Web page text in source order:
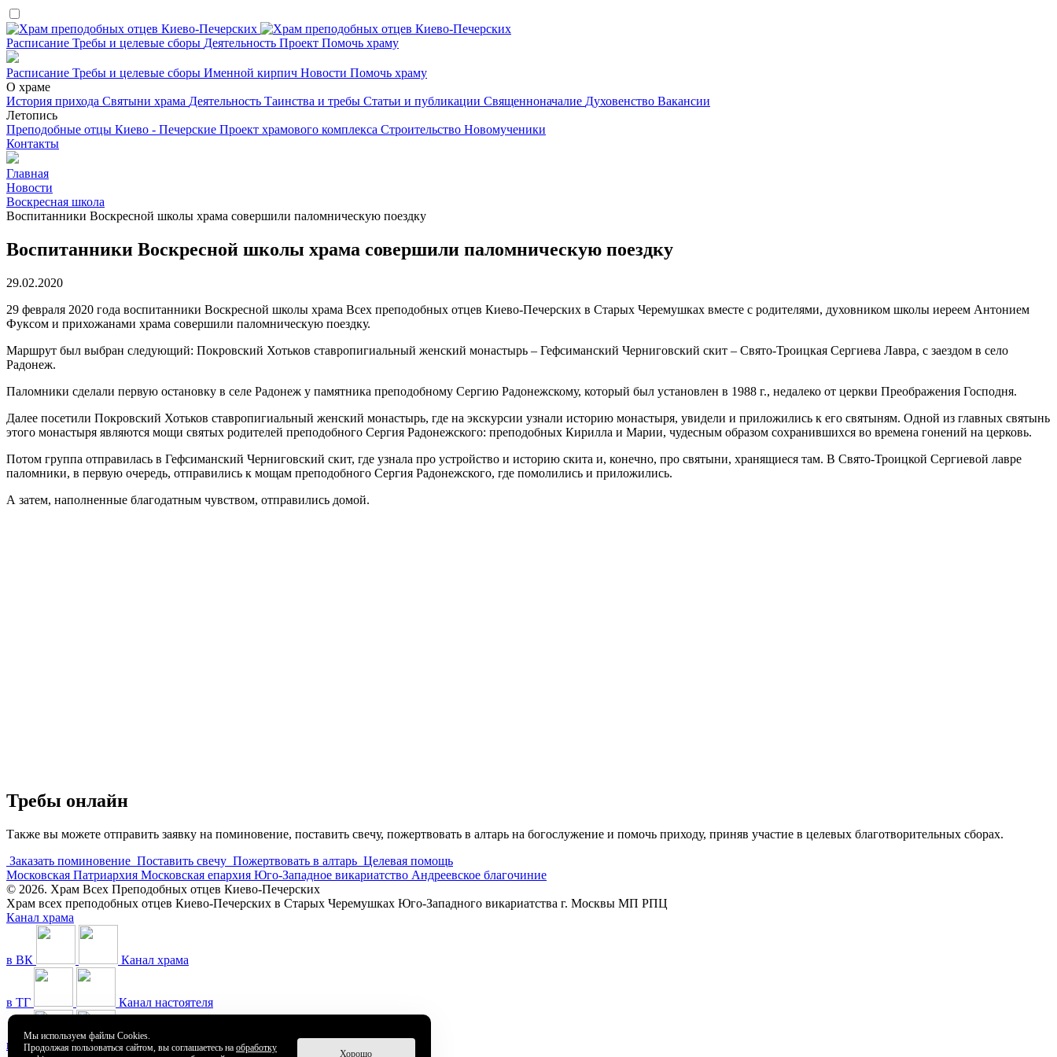
Расписание Требы и целевые сборы Деятельность Проект Помочь храму
Расписание Требы и целевые сборы Именной кирпич Новости Помочь храму
О храме
История прихода Святыни храма Деятельность Таинства и требы Статьи и публикации Священноначалие Духовенство Вакансии
Летопись
Преподобные отцы Киево - Печерские Проект храмового комплекса Строительство Новомученики
Контакты
Главная
Новости
Воскресная школа
Воспитанники Воскресной школы храма совершили паломническую поездку
Воспитанники Воскресной школы храма совершили паломническую поездку
29.02.2020
29 февраля 2020 года воспитанники Воскресной школы храма Всех преподобных отцев Киево-Печерских в Старых Черемушках вместе с родителями, духовником школы иереем Антонием
Фуксом и прихожанами храма совершили паломническую поездку.
Маршрут был выбран следующий: Покровский Хотьков ставропигиальный женский монастырь – Гефсиманский Черниговский скит – Свято-Троицкая Сергиева Лавра, с заездом в село
Радонеж.
Паломники сделали первую остановку в селе Радонеж у памятника преподобному Сергию Радонежскому, который был установлен в 1988 г., недалеко от церкви Преображения Господня.
Далее посетили Покровский Хотьков ставропигиальный женский монастырь, где на экскурсии узнали историю монастыря, увидели и приложились к его святыням. Одной из главных святынь
этого монастыря являются мощи святых родителей преподобного Сергия Радонежского: преподобных Кирилла и Марии, чудесным образом сохранившихся во времена гонений на церковь.
Потом группа отправилась в Гефсиманский Черниговский скит, где узнала про устройство и историю скита и, конечно, про святыни, хранящиеся там. В Свято-Троицкой Сергиевой лавре
паломники, в первую очередь, отправились к мощам преподобного Сергия Радонежского, где помолились и приложились.
А затем, наполненные благодатным чувством, отправились домой.
Требы онлайн
Также вы можете отправить заявку на поминовение, поставить свечу, пожертвовать в алтарь на богослужение и помочь приходу, приняв участие в целевых благотворительных сборах.
Заказать поминовение Поставить свечу Пожертвовать в алтарь Целевая помощь
Московская Патриархия Московская епархия Юго-Западное викариатство Андреевское благочиние
© 2026. Храм Всех Преподобных отцев Киево-Печерских
Храм всех преподобных отцев Киево-Печерских в Старых Черемушках Юго-Западного викариатства г. Москвы МП РПЦ
Канал храма
в ВК Канал храма
в ТГ Канал настоятеля
в ТГ
Канал храма
Мы используем файлы Cookies.
Продолжая пользоваться сайтом, вы соглашаетесь на обработку
Хорошо